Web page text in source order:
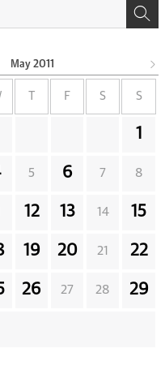
May 2011
T F S S
1
5 6 7 8
12 13 14 15
19 20 21 22
26 27 28 29